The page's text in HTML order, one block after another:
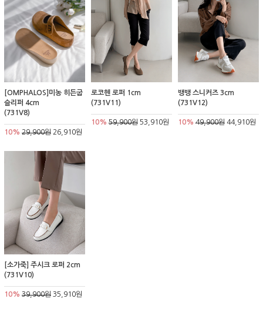
[OMPHALOS]미농 히든굽
슬리퍼 4cm
(731V8)
10% 29,900원 26,910원
로코헨 로퍼 1cm
(731V11)
10% 59,900원53,910원
뱅뱅 스니커즈 3cm
(731V12)
10% 49,900원44,910원
[소가죽] 주시크 로퍼 2cm
(731V10)
10% 39,900원 35,910원